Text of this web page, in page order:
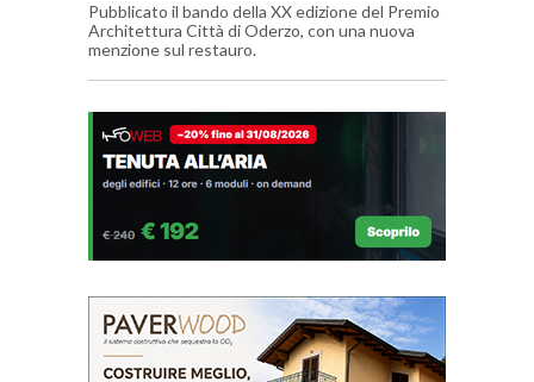
Pubblicato il bando della XX edizione del Premio
Architettura Città di Oderzo, con una nuova
menzione sul restauro.